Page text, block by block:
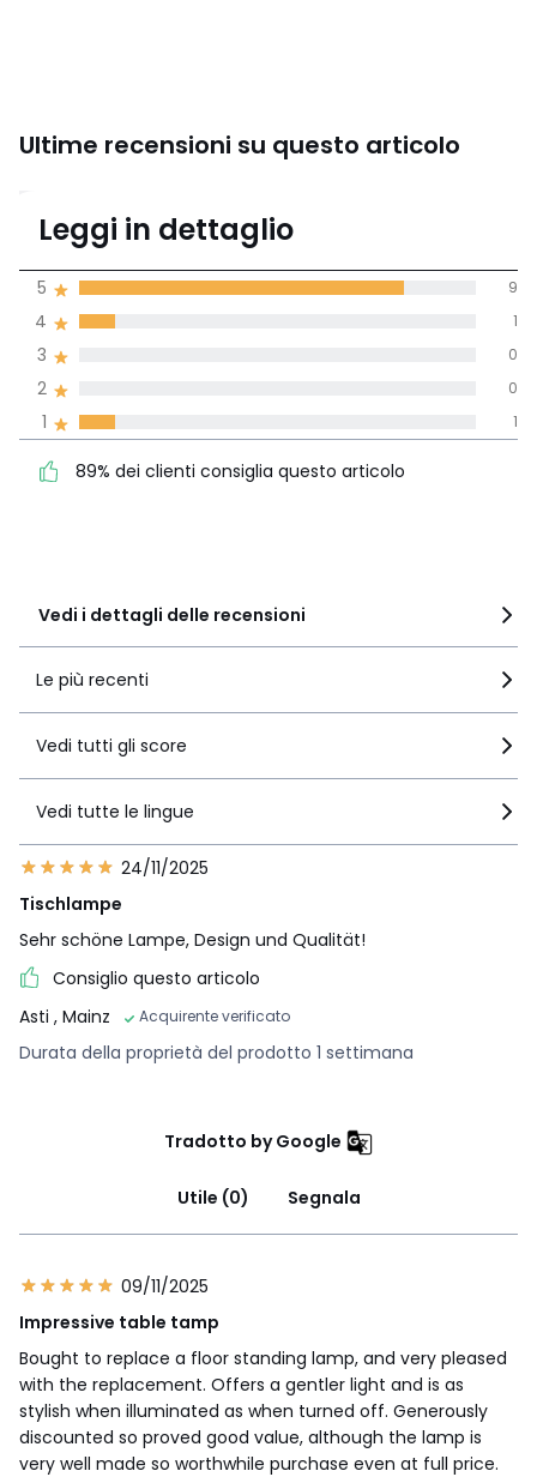
Ultime recensioni su questo articolo
4,5
di media tenendo
conto di tutti i
4 1
5
Vedi i dettagli delle recensioni
Leggi in dettaglio
1 1
2 0
3 0
4 1
5 9
89% dei clienti consiglia questo articolo
Le più recenti
Vedi tutti gli score
Vedi tutte le lingue
24/11/2025
Tischlampe
Sehr schöne Lampe, Design und Qualität!
Consiglio questo articolo
Asti , Mainz Acquirente verificato
Durata della proprietà del prodotto 1 settimana
Tradotto by Google
Utile (0) Segnala
09/11/2025
Impressive table tamp
Bought to replace a floor standing lamp, and very pleased
with the replacement. Offers a gentler light and is as
stylish when illuminated as when turned off. Generously
discounted so proved good value, although the lamp is
very well made so worthwhile purchase even at full price.